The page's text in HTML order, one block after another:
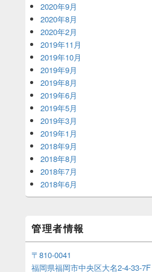
2020年9月
2020年8月
2020年2月
2019年11月
2019年10月
2019年9月
2019年8月
2019年6月
2019年5月
2019年3月
2019年1月
2018年9月
2018年8月
2018年7月
2018年6月
管理者情報
〒810-0041
福岡県福岡市中央区大名2-4-33-7F